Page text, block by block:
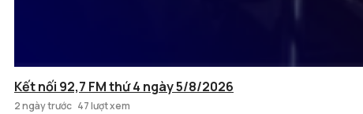
Kết nối 92,7 FM thứ 4 ngày 5/8/2026
2 ngày trước 47 lượt xem